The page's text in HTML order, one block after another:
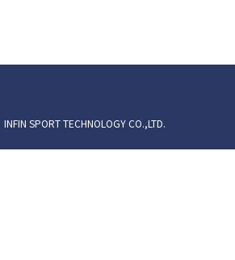
INFIN SPORT TECHNOLOGY CO.,LTD.